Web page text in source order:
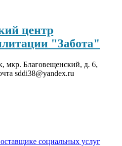
центр
"Забота"
мкр. Благовещенский, д. 6,
sddi38@yandex.ru
социальных услуг